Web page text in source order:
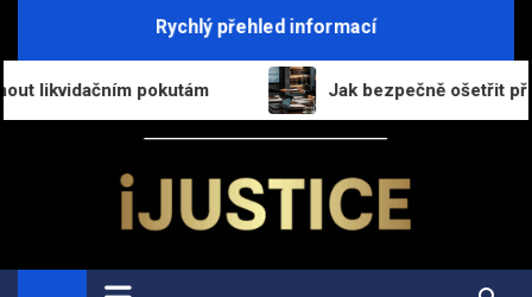
Rychlý přehled informací
Jak bezpečně ošetřit přechod práv a
i-Justice.cz
Právo, legislativa a finance v praxi